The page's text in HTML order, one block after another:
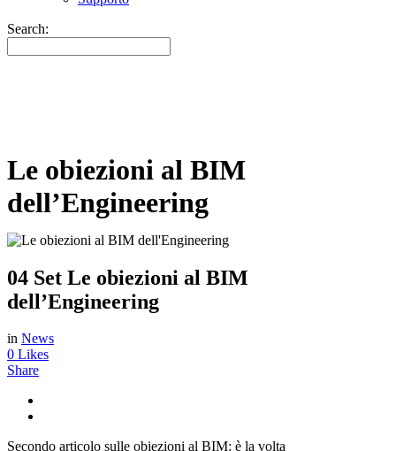
Search:
Le obiezioni al BIM
dell’Engineering
04 Set Le obiezioni al BIM
dell’Engineering
in News
0 Likes
Share
Secondo articolo sulle obiezioni al BIM: è la volta